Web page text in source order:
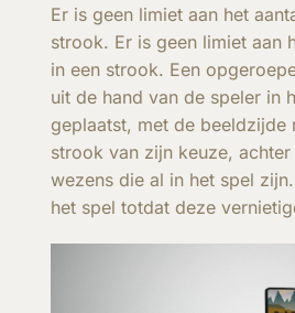
Er is geen limiet aan het
strook. Er is geen limiet aan
in een strook. Een
uit de hand van de speler in
geplaatst, met de beeldzijde
strook van zijn keuze,
wezens die al in het spel
het spel totdat deze